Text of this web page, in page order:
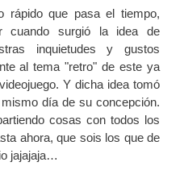
rápido que pasa el tiempo,
cuando surgió la idea de
inquietudes y gustos
al tema "retro" de este ya
Y dicha idea tomó
día de su concepción.
cosas con todos los
ahora, que sois los que de
jajajaja…